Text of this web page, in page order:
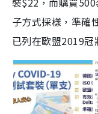
子方式採樣，準確
已列在歐盟2019冠